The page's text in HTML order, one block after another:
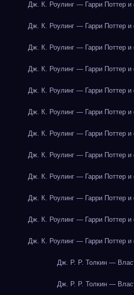
Дж. К. Роулинг — Гарри Поттер
Дж. К. Роулинг — Гарри Поттер
Дж. К. Роулинг — Гарри Поттер
Дж. К. Роулинг — Гарри Поттер
Дж. К. Роулинг — Гарри Поттер
Дж. К. Роулинг — Гарри Поттер
Дж. К. Роулинг — Гарри Поттер
Дж. К. Роулинг — Гарри Поттер
Дж. К. Роулинг — Гарри Поттер
Дж. К. Роулинг — Гарри Поттер
Дж. К. Роулинг — Гарри Поттер
Дж. К. Роулинг — Гарри Поттер
Дж. Р. Р. Толкин —
Дж. Р. Р. Толкин —